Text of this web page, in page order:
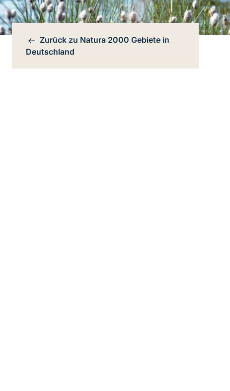
Bereichsnavigation
Zurück zu Natura 2000 Gebiete in
Deutschland